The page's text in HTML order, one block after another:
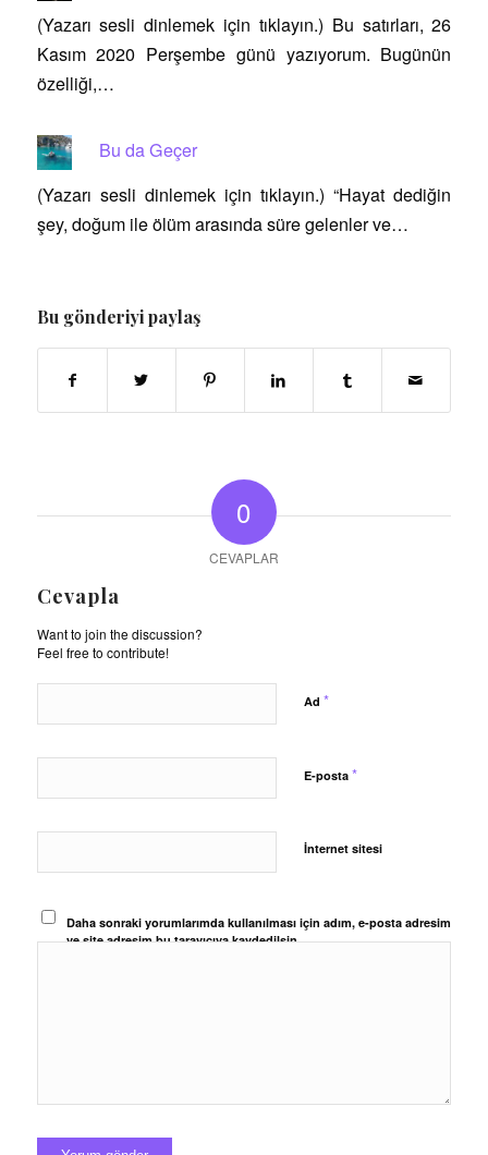
(Yazarı sesli dinlemek için tıklayın.) Bu satırları, 26
Kasım 2020 Perşembe günü yazıyorum. Bugünün
özelliği,…
Bu da Geçer
(Yazarı sesli dinlemek için tıklayın.) “Hayat dediğin
şey, doğum ile ölüm arasında süre gelenler ve…
Bu gönderiyi paylaş
0
CEVAPLAR
Cevapla
Want to join the discussion?
Feel free to contribute!
Ad *
E-posta *
İnternet sitesi
Daha sonraki yorumlarımda kullanılması için adım, e-posta adresim
ve site adresim bu tarayıcıya kaydedilsin.